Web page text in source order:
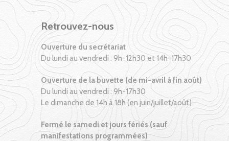
Retrouvez-nous
Ouverture du secrétariat
Du lundi au vendredi : 9h-12h30 et 14h-17h30
Ouverture de la buvette (de mi-avril à fin août)
Du lundi au vendredi : 9h-17h30
Le dimanche de 14h à 18h (en juin/juillet/août)
Fermé le samedi et jours fériés (sauf
manifestations programmées)